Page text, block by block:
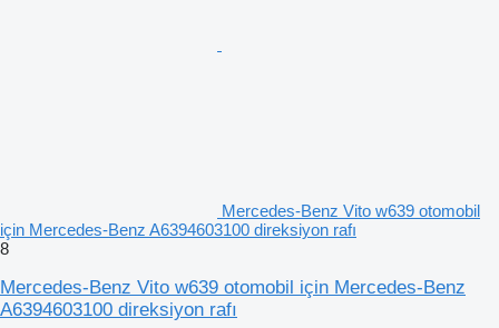
Mercedes-Benz Vito w639 otomobil
için Mercedes-Benz A6394603100 direksiyon rafı
8
Mercedes-Benz Vito w639 otomobil için Mercedes-Benz
A6394603100 direksiyon rafı